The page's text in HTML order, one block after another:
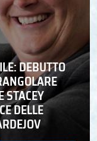
DEBUTTO
STACEY
DELLE